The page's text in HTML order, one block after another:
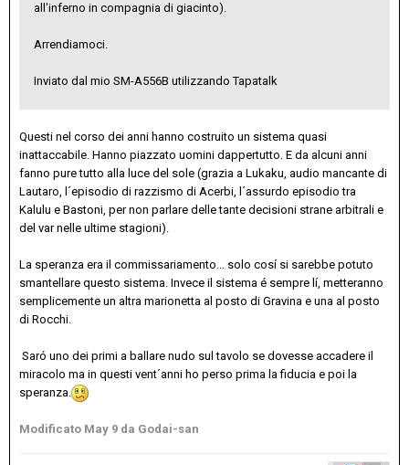
all'inferno in compagnia di giacinto).
Arrendiamoci.
Inviato dal mio SM-A556B utilizzando Tapatalk
Questi nel corso dei anni hanno costruito un sistema quasi
inattaccabile. Hanno piazzato uomini dappertutto. E da alcuni anni
fanno pure tutto alla luce del sole (grazia a Lukaku, audio mancante di
Lautaro, l´episodio di razzismo di Acerbi, l´assurdo episodio tra
Kalulu e Bastoni, per non parlare delle tante decisioni strane arbitrali e
del var nelle ultime stagioni).
La speranza era il commissariamento... solo cosí si sarebbe potuto
smantellare questo sistema. Invece il sistema é sempre lí, metteranno
semplicemente un altra marionetta al posto di Gravina e una al posto
di Rocchi.
Saró uno dei primi a ballare nudo sul tavolo se dovesse accadere il
miracolo ma in questi vent´anni ho perso prima la fiducia e poi la
speranza.
Modificato May 9 da Godai-san